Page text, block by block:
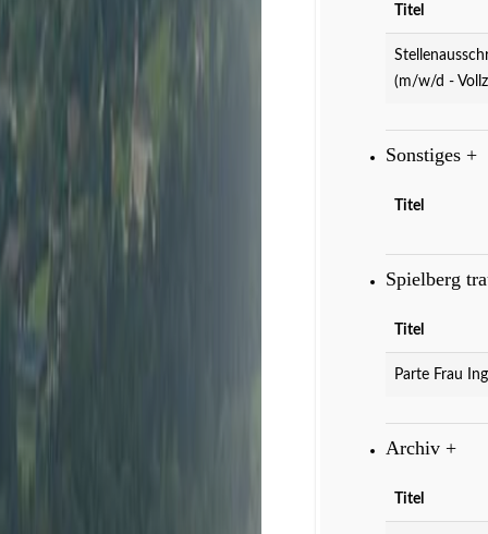
Veranstaltungen
Titel
(m/w/d -
Sonstiges +
Titel
Spielberg
Titel
Parte Frau
Archiv +
Titel